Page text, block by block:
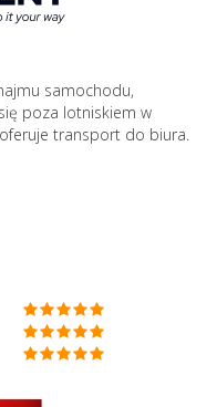
samochodu,
poza lotniskiem w
transport do biura.